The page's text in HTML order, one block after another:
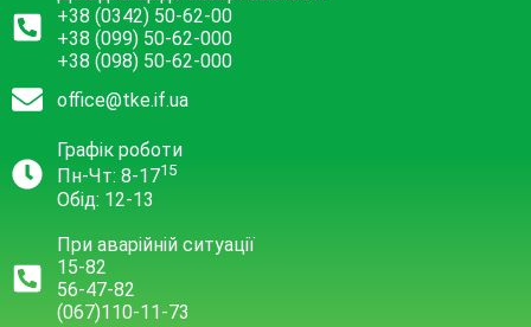
+38 (0342) 50-62-00
+38 (099) 50-62-000
+38 (098) 50-62-000
office@tke.if.ua
Графік роботи
Пн-Чт: 8-1715
Обід: 12-13
При аварійній ситуації
15-82
56-47-82
(067)110-11-73